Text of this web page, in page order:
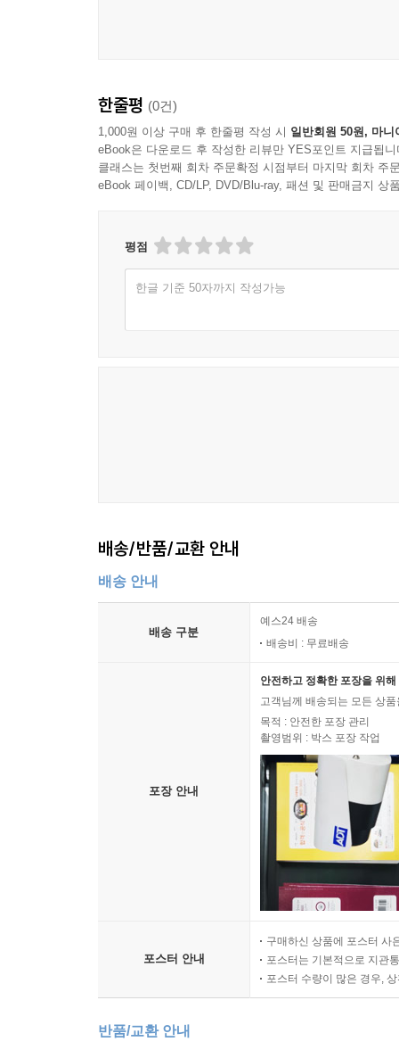
한줄평 (0건)
1,000원 이상 구매 후 한줄평 작성 시 일반회원 50원, 마니
eBook은 다운로드 후 작성한 리뷰만 YES포인트 지급됩니
클래스는 첫번째 회차 주문확정 시점부터 마지막 회차 주
eBook 페이백, CD/LP, DVD/Blu-ray, 패션 및 판매금지 상
평점
한글 기준 50자까지 작성가능
배송/반품/교환 안내
배송 안내
배송 구분
예스24 배송
배송비 : 무료배송
포장 안내
안전하고 정확한 포장을 위
고객님께 배송되는 모든 상
목적 : 안전한 포장 관리
촬영범위 : 박스 포장 작업
포스터 안내
구매하신 상품에 포스터 사
포스터는 기본적으로 지관
포스터 수량이 많은 경우,
반품/교환 안내